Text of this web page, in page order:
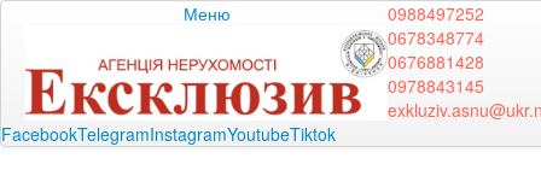
Меню
0988497252
0678348774
0676881428
0978843145
FacebookTelegramInstagramYoutubeTiktok